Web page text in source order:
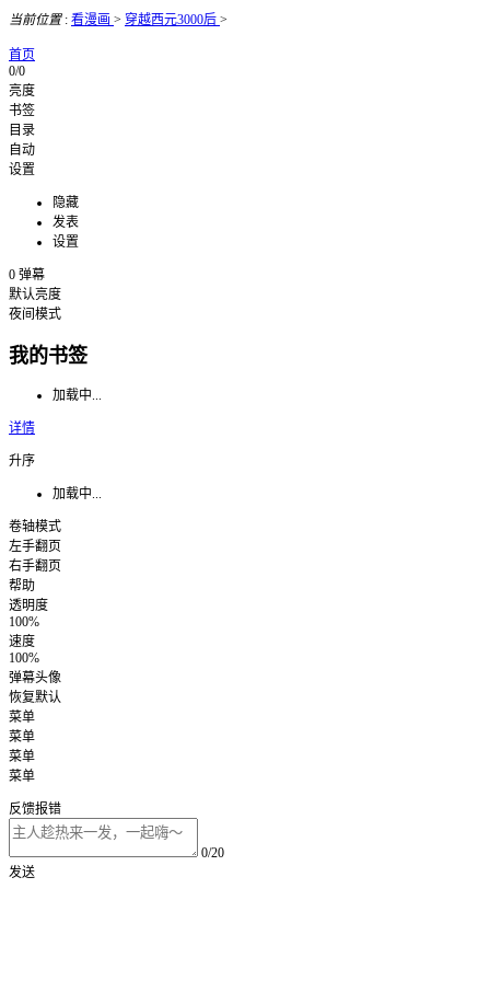
当前位置: 看漫画 > 穿越西元3000后 >
首页
0/0
亮度
书签
目录
自动
设置
隐藏
发表
设置
0 弹幕
默认亮度
夜间模式
我的书签
加载中...
详情
升序
加载中...
卷轴模式
左手翻页
右手翻页
帮助
透明度
100%
速度
100%
弹幕头像
恢复默认
菜单
菜单
菜单
菜单
反馈报错
0/20
发送